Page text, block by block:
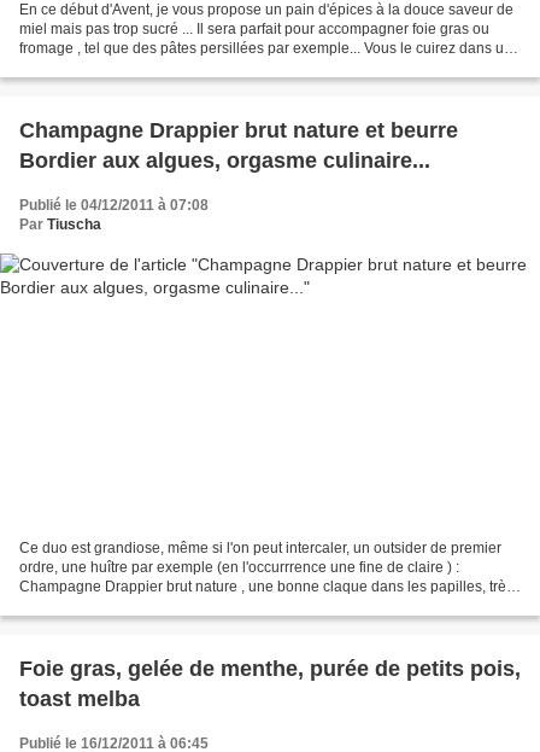
En ce début d'Avent, je vous propose un pain d'épices à la douce saveur de
miel mais pas trop sucré ... Il sera parfait pour accompagner foie gras ou
fromage , tel que des pâtes persillées par exemple... Vous le cuirez dans un
Champagne Drappier brut nature et beurre
Bordier aux algues, orgasme culinaire...
Publié le 04/12/2011 à 07:08
Par Tiuscha
Ce duo est grandiose, même si l'on peut intercaler, un outsider de premier
ordre, une huître par exemple (en l'occurrrence une fine de claire ) :
Champagne Drappier brut nature , une bonne claque dans les papilles, très
Foie gras, gelée de menthe, purée de petits pois,
toast melba
Publié le 16/12/2011 à 06:45